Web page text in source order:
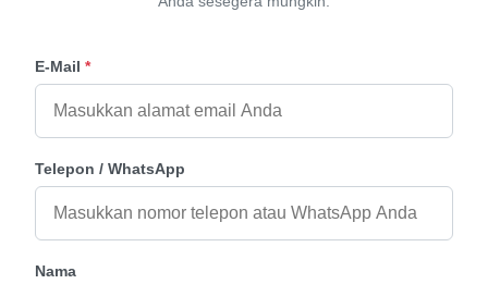
E-Mail *
Telepon / WhatsApp
Nama